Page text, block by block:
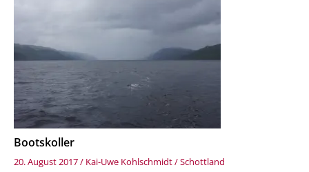
Bootskoller
20. August 2017/ Kai-Uwe Kohlschmidt/Schottland